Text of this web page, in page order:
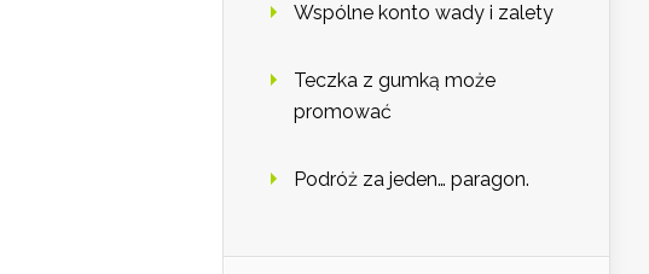
Wspólne konto wady i zalety
Teczka z gumką może
promować
Podróż za jeden… paragon.